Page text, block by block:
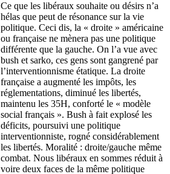
Ce que les libéraux souhaite ou désirs n’a
hélas que peut de résonance sur la vie
politique. Ceci dis, la « droite » américaine
ou française ne mènera pas une politique
différente que la gauche. On l’a vue avec
bush et sarko, ces gens sont gangrené par
l’interventionnisme étatique. La droite
française a augmenté les impôts, les
réglementations, diminué les libertés,
maintenu les 35H, conforté le « modèle
social français ». Bush à fait explosé les
déficits, poursuivi une politique
interventionniste, rogné considérablement
les libertés. Moralité : droite/gauche même
combat. Nous libéraux en sommes réduit à
voire deux faces de la même politique